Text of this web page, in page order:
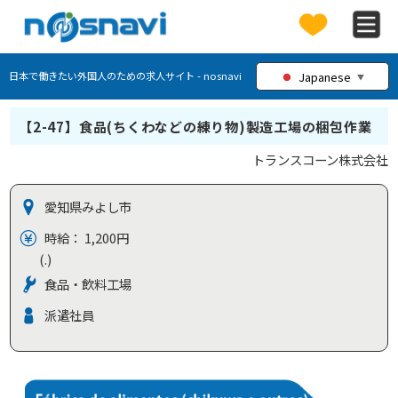
日本で働きたい外国人のための求人サイト - nosnavi Japanese ▼
【2-47】食品(ちくわなどの練り物)製造工場の梱包作業
トランスコーン株式会社
愛知県みよし市
時給： 1,200円
(.)
食品・飲料工場
派遣社員